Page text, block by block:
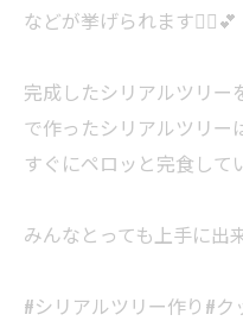
などが挙げられます🙋‍♀️💕
完成したシリアルツリー
で作ったシリアルツリー
すぐにペロッと完食して
みんなとっても上手に出
#シリアルツリー作り#ク